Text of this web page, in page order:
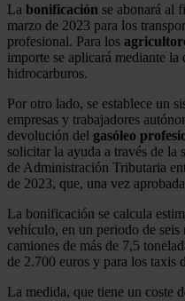
La bonificación se abonará al
marzo de 2023 para los
profesional. Para los
importe se aplicará mediante
hidrocarburos.
Por otro lado, se establece un
empresas y trabajadores
devolución del gasóleo
solicitar la ayuda a través de la
de Administración Tributaria
de 2023, que, una vez
La bonificación se calcula
vehículo, en un periodo de seis
camiones de más de 7,5
de 2.700 euros y para los taxis
La medida, que tiene un coste